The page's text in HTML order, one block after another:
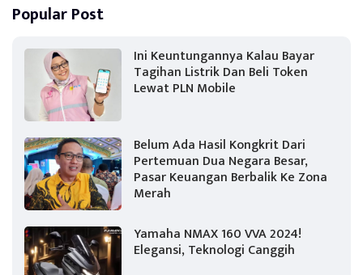
Popular Post
Ini Keuntungannya Kalau Bayar
Tagihan Listrik Dan Beli Token
Lewat PLN Mobile
Belum Ada Hasil Kongkrit Dari
Pertemuan Dua Negara Besar,
Pasar Keuangan Berbalik Ke Zona
Merah
Yamaha NMAX 160 VVA 2024!
Elegansi, Teknologi Canggih